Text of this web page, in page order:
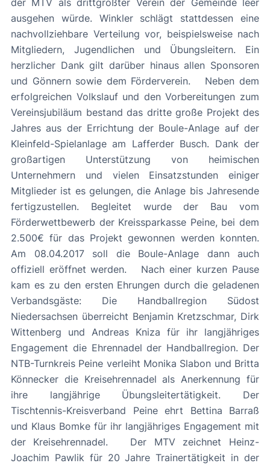
ausgehen würde. Winkler schlägt stattdessen eine
nachvollziehbare Verteilung vor, beispielsweise nach
Mitgliedern, Jugendlichen und Übungsleitern. Ein
herzlicher Dank gilt darüber hinaus allen Sponsoren
und Gönnern sowie dem Förderverein. Neben dem
erfolgreichen Volkslauf und den Vorbereitungen zum
Vereinsjubiläum bestand das dritte große Projekt des
Jahres aus der Errichtung der Boule-Anlage auf der
Kleinfeld-Spielanlage am Lafferder Busch. Dank der
großartigen Unterstützung von heimischen
Unternehmern und vielen Einsatzstunden einiger
Mitglieder ist es gelungen, die Anlage bis Jahresende
fertigzustellen. Begleitet wurde der Bau vom
Förderwettbewerb der Kreissparkasse Peine, bei dem
2.500€ für das Projekt gewonnen werden konnten.
Am 08.04.2017 soll die Boule-Anlage dann auch
offiziell eröffnet werden. Nach einer kurzen Pause
kam es zu den ersten Ehrungen durch die geladenen
Verbandsgäste: Die Handballregion Südost
Niedersachsen überreicht Benjamin Kretzschmar, Dirk
Wittenberg und Andreas Kniza für ihr langjähriges
Engagement die Ehrennadel der Handballregion. Der
NTB-Turnkreis Peine verleiht Monika Slabon und Britta
Könnecker die Kreisehrennadel als Anerkennung für
ihre langjährige Übungsleitertätigkeit. Der
Tischtennis-Kreisverband Peine ehrt Bettina Barraß
und Klaus Bomke für ihr langjähriges Engagement mit
der Kreisehrennadel. Der MTV zeichnet Heinz-
Joachim Pawlik für 20 Jahre Trainertätigkeit in der